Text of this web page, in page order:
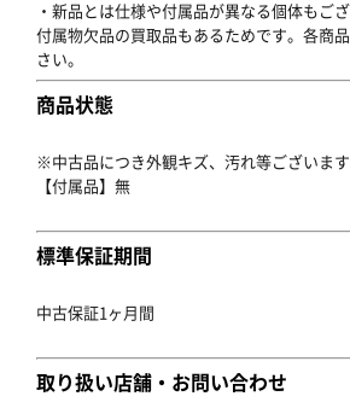
・新品とは仕様や付属品が異なる個体もご
付属物欠品の買取品もあるためです。各商
さい。
商品状態
※中古品につき外観キズ、汚れ等ございます
【付属品】無
標準保証期間
中古保証1ヶ月間
取り扱い店舗・お問い合わせ